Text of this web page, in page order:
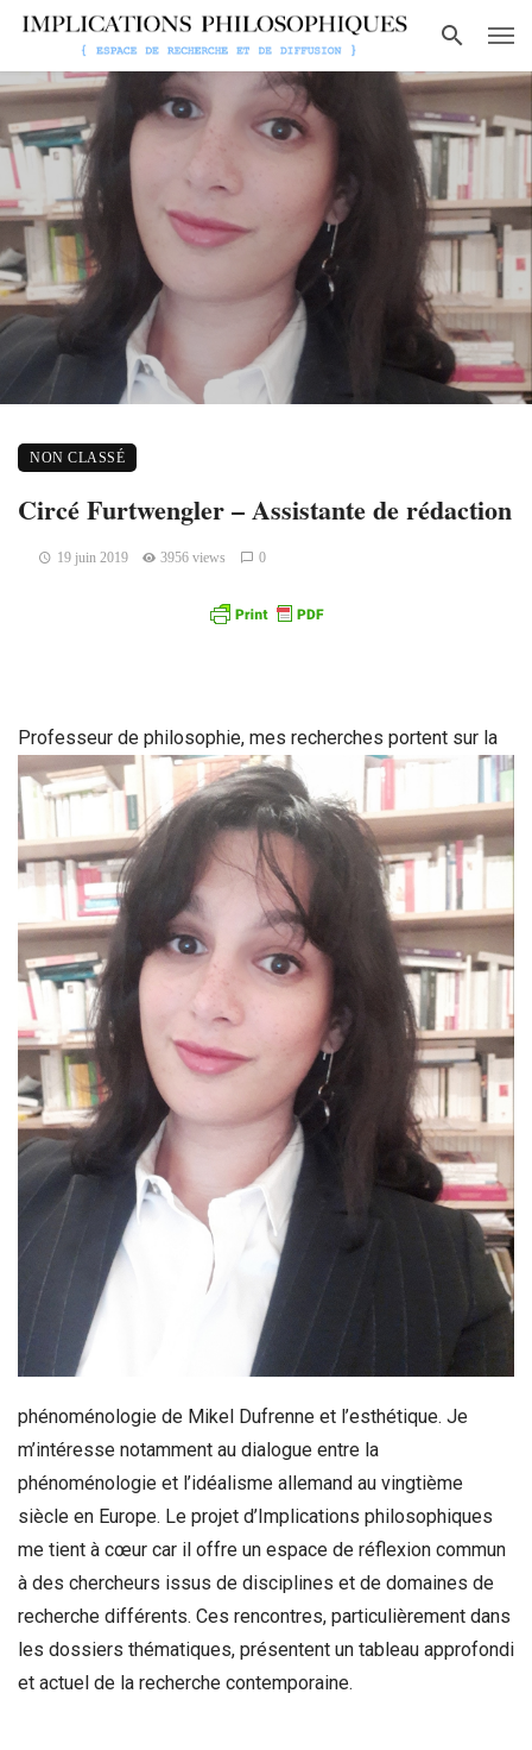
NON CLASSÉ
Circé Furtwengler – Assistante de rédaction
19 juin 2019 3956 views 0
Professeur de philosophie, mes recherches portent sur la
phénoménologie de Mikel Dufrenne et l’esthétique. Je
m’intéresse notamment au dialogue entre la
phénoménologie et l’idéalisme allemand au vingtième
siècle en Europe. Le projet d’Implications philosophiques
me tient à cœur car il offre un espace de réflexion commun
à des chercheurs issus de disciplines et de domaines de
recherche différents. Ces rencontres, particulièrement dans
les dossiers thématiques, présentent un tableau approfondi
et actuel de la recherche contemporaine.